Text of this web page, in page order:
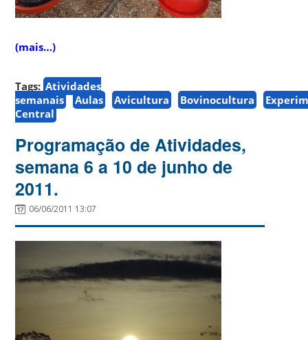
(mais…)
Tags: Atividades
semanais
Aulas Avicultura Bovinocultura
Central
Programação de Atividades,
semana 6 a 10 de junho de
2011.
06/06/2011 13:07